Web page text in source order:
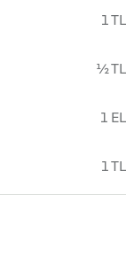
1 TL
½ TL
1 EL
1 TL